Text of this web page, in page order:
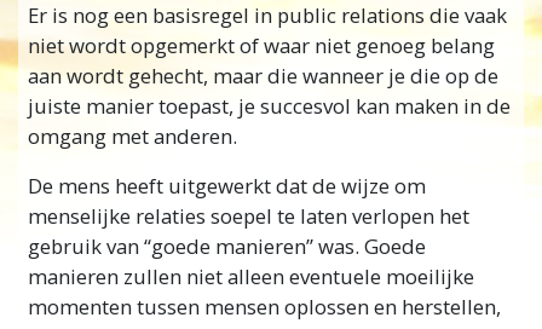
Er is nog een basisregel in public relations die vaak
niet wordt opgemerkt of waar niet genoeg belang
aan wordt gehecht, maar die wanneer je die op de
juiste manier toepast, je succesvol kan maken in de
omgang met anderen.
De mens heeft uitgewerkt dat de wijze om
menselijke relaties soepel te laten verlopen het
gebruik van “goede manieren” was. Goede
manieren zullen niet alleen eventuele moeilijke
momenten tussen mensen oplossen en herstellen,